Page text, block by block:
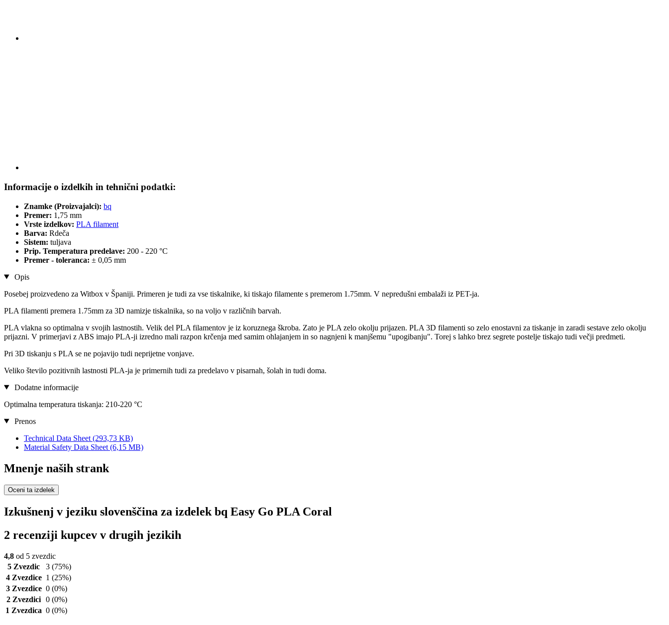
Informacije o izdelkih in tehnični podatki:
Znamke (Proizvajalci): bq
Premer: 1,75 mm
Vrste izdelkov: PLA filament
Barva: Rdeča
Sistem: tuljava
Prip. Temperatura predelave: 200 - 220 °C
Premer - toleranca: ± 0,05 mm
Opis
Posebej proizvedeno za Witbox v Španiji. Primeren je tudi za vse tiskalnike, ki tiskajo filamente s premerom 1.75mm. V nepredušni embalaži iz PET-ja.
PLA filamenti premera 1.75mm za 3D namizje tiskalnika, so na voljo v različnih barvah.
PLA vlakna so optimalna v svojih lastnostih. Velik del PLA filamentov je iz koruznega škroba. Zato je PLA zelo okolju prijazen. PLA 3D filamenti so zelo enostavni za tiskanje in zaradi sestave zelo okolju
prijazni. V primerjavi z ABS imajo PLA-ji izredno mali razpon krčenja med samim ohlajanjem in so nagnjeni k manjšemu "upogibanju". Torej s lahko brez segrete postelje tiskajo tudi večji predmeti.
Pri 3D tiskanju s PLA se ne pojavijo tudi neprijetne vonjave.
Veliko število pozitivnih lastnosti PLA-ja je primernih tudi za predelavo v pisarnah, šolah in tudi doma.
Dodatne informacije
Optimalna temperatura tiskanja: 210-220 °C
Prenos
Technical Data Sheet (293,73 KB)
Material Safety Data Sheet (6,15 MB)
Mnenje naših strank
Oceni ta izdelek
Izkušnenj v jeziku slovenščina za izdelek bq Easy Go PLA Coral
2 recenziji kupcev v drugih jezikih
4,8 od 5 zvezdic
5 Zvezdic
3 (75%)
4 Zvezdice 1 (25%)
3 Zvezdice 0 (0%)
2 Zvezdici 0 (0%)
1 Zvezdica 0 (0%)